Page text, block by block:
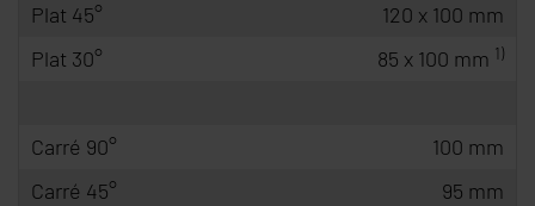
Plat 45°
120 x 100 mm
Plat 30°
85 x 100 mm 1)
Carré 90°
100 mm
Carré 45°
95 mm